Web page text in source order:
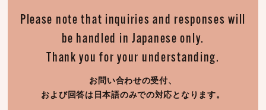
Please note that inquiries and responses will
be handled in Japanese only.
Thank you for your understanding.
お問い合わせの受付、
および回答は日本語のみでの対応となります。